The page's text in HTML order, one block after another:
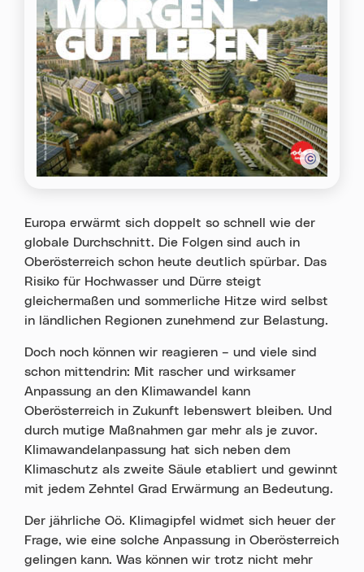
Europa erwärmt sich doppelt so schnell wie der
globale Durchschnitt. Die Folgen sind auch in
Oberösterreich schon heute deutlich spürbar. Das
Risiko für Hochwasser und Dürre steigt
gleichermaßen und sommerliche Hitze wird selbst
in ländlichen Regionen zunehmend zur Belastung.
Doch noch können wir reagieren – und viele sind
schon mittendrin: Mit rascher und wirksamer
Anpassung an den Klimawandel kann
Oberösterreich in Zukunft lebenswert bleiben. Und
durch mutige Maßnahmen gar mehr als je zuvor.
Klimawandelanpassung hat sich neben dem
Klimaschutz als zweite Säule etabliert und gewinnt
mit jedem Zehntel Grad Erwärmung an Bedeutung.
Der jährliche Oö. Klimagipfel widmet sich heuer der
Frage, wie eine solche Anpassung in Oberösterreich
gelingen kann. Was können wir trotz nicht mehr